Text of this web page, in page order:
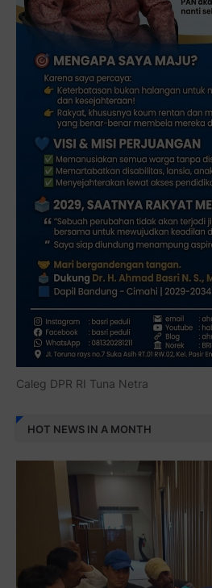
Caleg DPR RI Tuna Netra
HOT NEWS IN A MONTH